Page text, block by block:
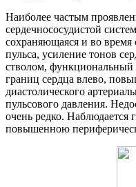
Наиболее частым
сердечнососудистой
сохраняющаяся и во время
пульса, усиление тонов
стволом,
границ сердца влево,
диастолического
пульсового давления.
очень редко. Наблюдается
повышенною